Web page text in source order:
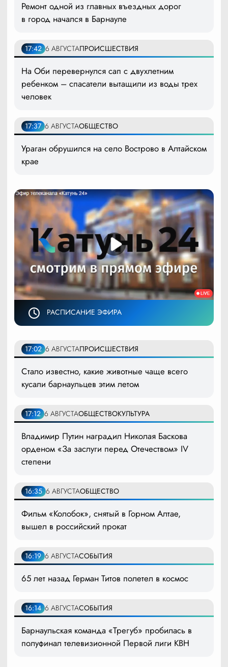
Ремонт одной из главных въездных дорог
в город начался в Барнауле
17:42 6 АВГУСТАПРОИСШЕСТВИЯ
На Оби перевернулся сап с двухлетним
ребенком – спасатели вытащили из воды трех
человек
17:37 6 АВГУСТАОБЩЕСТВО
Ураган обрушился на село Вострово в Алтайском
крае
РАСПИСАНИЕ ЭФИРА
17:02 6 АВГУСТАПРОИСШЕСТВИЯ
Стало известно, какие животные чаще всего
кусали барнаульцев этим летом
17:12 6 АВГУСТАОБЩЕСТВОКУЛЬТУРА
Владимир Путин наградил Николая Баскова
орденом «За заслуги перед Отечеством» IV
степени
16:35 6 АВГУСТАОБЩЕСТВО
Фильм «Колобок», снятый в Горном Алтае,
вышел в российский прокат
16:19 6 АВГУСТАСОБЫТИЯ
65 лет назад Герман Титов полетел в космос
16:14 6 АВГУСТАСОБЫТИЯ
Барнаульская команда «Трегуб» пробилась в
полуфинал телевизионной Первой лиги КВН